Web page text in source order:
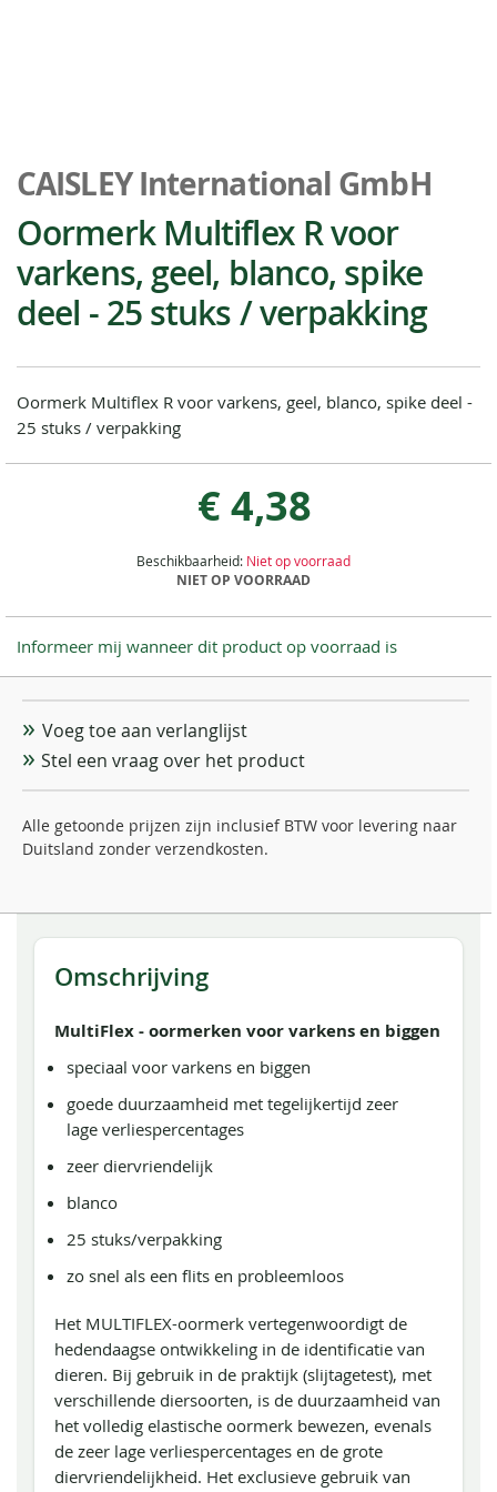
naar
het
begin
van
de
afbeeldingen-
gallerij
CAISLEY International GmbH
Oormerk Multiflex R voor
varkens, geel, blanco, spike
deel - 25 stuks / verpakking
Oormerk Multiflex R voor varkens, geel, blanco, spike deel -
25 stuks / verpakking
€ 4,38
Beschikbaarheid: Niet op voorraad
NIET OP VOORRAAD
Informeer mij wanneer dit product op voorraad is
Voeg toe aan verlanglijst
Stel een vraag over het product
Alle getoonde prijzen zijn inclusief BTW voor levering naar
Duitsland zonder verzendkosten.
Omschrijving
MultiFlex - oormerken voor varkens en biggen
speciaal voor varkens en biggen
goede duurzaamheid met tegelijkertijd zeer
lage verliespercentages
zeer diervriendelijk
blanco
25 stuks/verpakking
zo snel als een flits en probleemloos
Het MULTIFLEX-oormerk vertegenwoordigt de
hedendaagse ontwikkeling in de identificatie van
dieren. Bij gebruik in de praktijk (slijtagetest), met
verschillende diersoorten, is de duurzaamheid van
het volledig elastische oormerk bewezen, evenals
de zeer lage verliespercentages en de grote
diervriendelijkheid. Het exclusieve gebruik van